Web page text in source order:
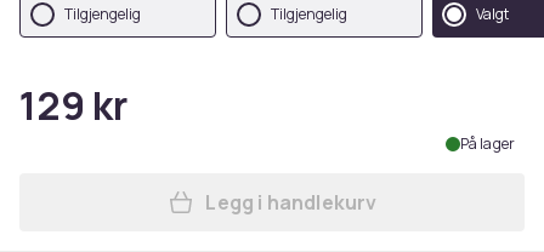
Tilgjengelig
Tilgjengelig
Valgt
129 kr
På lager
Legg Hundegenser -
Legg i handlekurv